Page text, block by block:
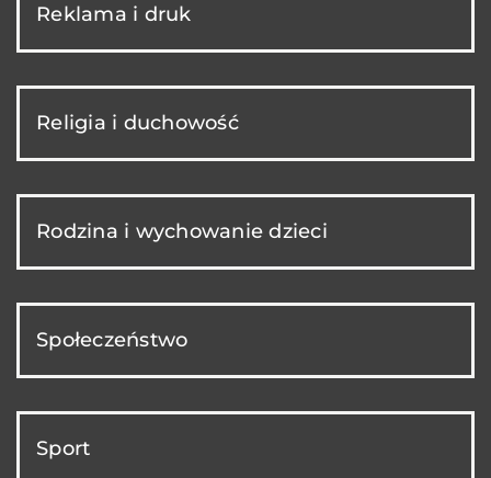
Reklama i druk
Religia i duchowość
Rodzina i wychowanie dzieci
Społeczeństwo
Sport